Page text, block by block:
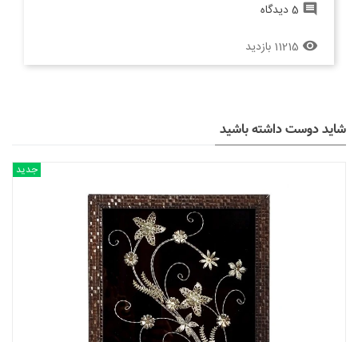
comment 5 دیدگاه
remove_red_eye 11215 بازدید
شاید دوست داشته باشید
جدید